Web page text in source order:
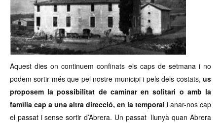
Aquest dies on continuem confinats els caps de setmana i no
podem sortir més que pel nostre municipi i pels dels costats, us
proposem la possibilitat de caminar en solitari o amb la
famìlia cap a una altra direcció, en la temporal i anar-nos cap
el passat i sense sortir d’Abrera. Un passat llunyà quan Abrera